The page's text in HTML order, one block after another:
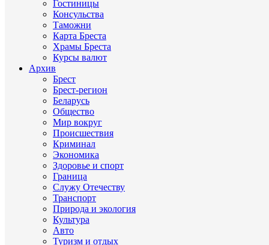
Гостиницы
Консульства
Таможни
Карта Бреста
Храмы Бреста
Курсы валют
Архив
Брест
Брест-регион
Беларусь
Общество
Мир вокруг
Происшествия
Криминал
Экономика
Здоровье и спорт
Граница
Служу Отечеству
Транспорт
Природа и экология
Культура
Авто
Туризм и отдых